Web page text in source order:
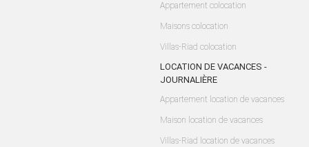
Appartement colocation
Maisons colocation
Villas-Riad colocation
LOCATION DE VACANCES -
JOURNALIÈRE
Appartement location de vacances
Maison location de vacances
Villas-Riad location de vacances